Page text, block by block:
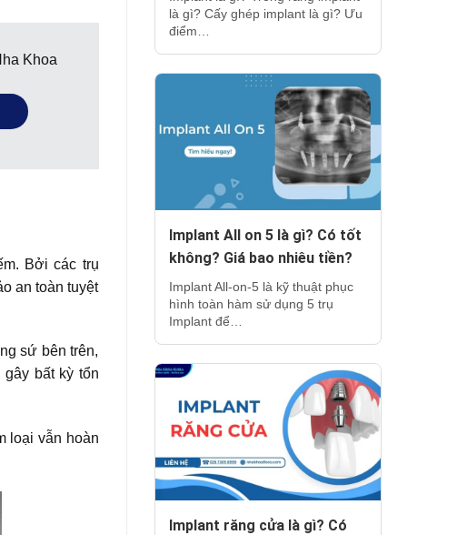
Khoa
Bởi các trụ
an toàn tuyệt
sứ bên trên,
bất kỳ tổn
loại vẫn hoàn
là gì? Cấy ghép implant là gì? Ưu
điểm…
Implant All on 5 là gì? Có tốt
không? Giá bao nhiêu tiền?
Implant All-on-5 là kỹ thuật phục
hình toàn hàm sử dụng 5 trụ
Implant để…
Implant răng cửa là gì? Có